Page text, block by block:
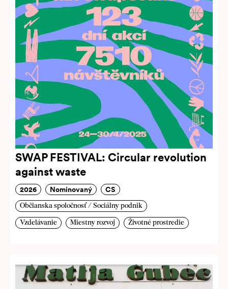
SWAP FESTIVAL: Circular revolution
against waste
2026 Nominovaný CS
Občianska spoločnosť / Sociálny podnik
Vzdelávanie Miestny rozvoj Životné prostredie